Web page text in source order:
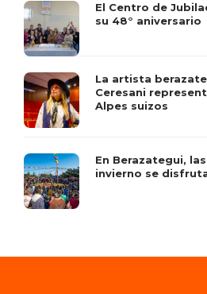
El Centro de
su 48° aniversario
La artista
Ceresani
Alpes suizos
En Berazategui,
invierno se